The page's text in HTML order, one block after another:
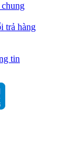
trả hàng
tin